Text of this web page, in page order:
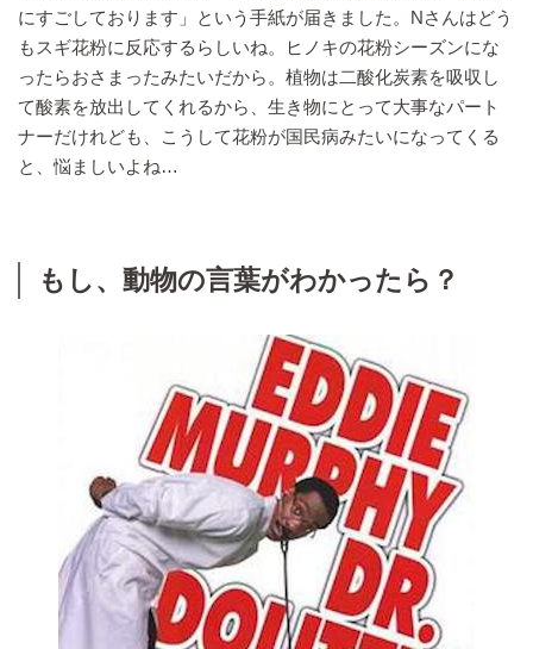
にすごしております」という手紙が届きました。Nさんはどう
もスギ花粉に反応するらしいね。ヒノキの花粉シーズンにな
ったらおさまったみたいだから。植物は二酸化炭素を吸収し
て酸素を放出してくれるから、生き物にとって大事なパート
ナーだけれども、こうして花粉が国民病みたいになってくる
と、悩ましいよね…
もし、動物の言葉がわかったら？